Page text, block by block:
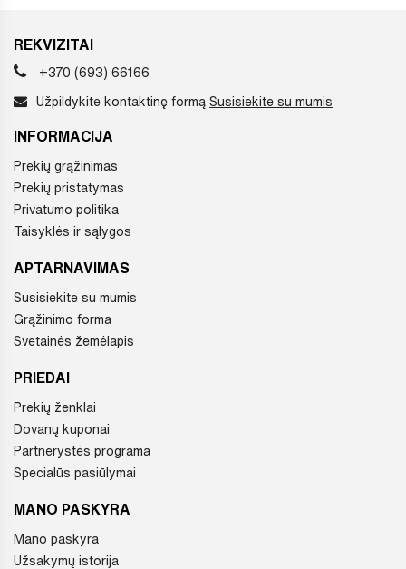
REKVIZITAI
+370 (693) 66166
Užpildykite kontaktinę formą Susisiekite su mumis
INFORMACIJA
Prekių grąžinimas
Prekių pristatymas
Privatumo politika
Taisyklės ir sąlygos
APTARNAVIMAS
Susisiekite su mumis
Grąžinimo forma
Svetainės žemėlapis
PRIEDAI
Prekių ženklai
Dovanų kuponai
Partnerystės programa
Specialūs pasiūlymai
MANO PASKYRA
Mano paskyra
Užsakymų istorija